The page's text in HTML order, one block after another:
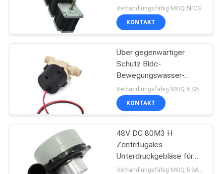
REFERENZEN
SITEMAP
DATENSCHUTZRICHTLINIE
Automobilwasser-
Pumpe
126
Zentrifugaler Fan
BLDC
24
Bldc
Verhandlungsfähig MOQ:5PCS
KONTAKT
Über gegenwärtiger
Schutz Bldc-
Bewegungswasser-
Pumpe 12v für das
Heizungs-Abkühlen
Verhandlungsfähig MOQ:5 SÄTZE
KONTAKT
48V DC 80M3 H
Zentrifugales
Unterdruckgebläse für
Puffer-Luftpolster
Verhandlungsfähig MOQ:5 SÄTZE